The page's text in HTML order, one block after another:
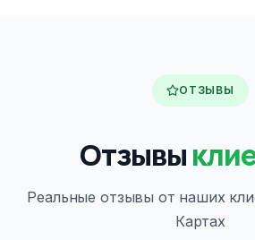
ОТЗЫВЫ
Отзывы
Реальные отзывы от наших
Картах